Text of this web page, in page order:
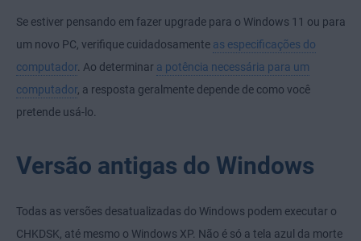
Se estiver pensando em fazer upgrade para o Windows 11 ou para
um novo PC, verifique cuidadosamente as especificações do
computador . Ao determinar a potência necessária para um
computador , a resposta geralmente depende de como você
pretende usá-lo.
Versão antigas do Windows
Todas as versões desatualizadas do Windows podem executar o
CHKDSK, até mesmo o Windows XP. Não é só a tela azul da morte